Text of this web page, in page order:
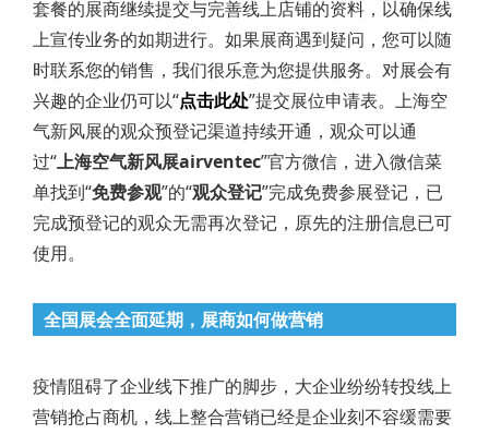
套餐的展商继续提交与完善线上店铺的资料，以确保线
上宣传业务的如期进行。如果展商遇到疑问，您可以随
时联系您的销售，我们很乐意为您提供服务。对展会有
兴趣的企业仍可以“点击此处”提交展位申请表。上海空
气新风展的观众预登记渠道持续开通，观众可以通
过“上海空气新风展airventec”官方微信，进入微信菜
单找到“免费参观”的“观众登记”完成免费参展登记，已
完成预登记的观众无需再次登记，原先的注册信息已可
使用。
全国展会全面延期，展商如何做营销
疫情阻碍了企业线下推广的脚步，大企业纷纷转投线上
营销抢占商机，线上整合营销已经是企业刻不容缓需要